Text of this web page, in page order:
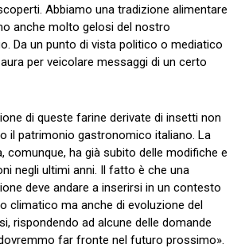
Abbiamo una tradizione alimentare
anche molto gelosi del nostro
Da un punto di vista politico o mediatico
per veicolare messaggi di un certo
di queste farine derivate di insetti non
il patrimonio gastronomico italiano. La
comunque, ha già subito delle modifiche e
negli ultimi anni. Il fatto è che una
deve andare a inserirsi in un contesto
climatico ma anche di evoluzione del
rispondendo ad alcune delle domande
far fronte nel futuro prossimo».